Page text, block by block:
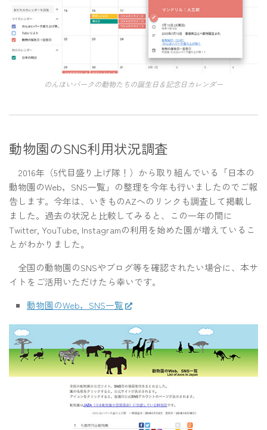
のんほいパークの動物たちの誕生日＆記念日カレンダー
動物園のSNS利用状況調査
2016年（5代目盛り上げ隊！）から取り組んでいる「日本の
動物園のWeb，SNS一覧」の整理を今年も行いましたのでご報
告します。今年は、いきものAZへのリンクも調査して掲載し
ました。過去の状況と比較してみると、この一年の間に
Twitter, YouTube, Instagramの利用を始めた園が増えているこ
とがわかりました。
全国の動物園のSNSやブログ等を確認されたい場合に、本サ
イトをご活用いただけたら幸いです。
動物園のWeb，SNS一覧